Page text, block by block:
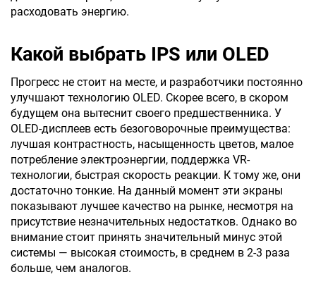
расходовать энергию.
Какой выбрать IPS или OLED
Прогресс не стоит на месте, и разработчики постоянно
улучшают технологию OLED. Скорее всего, в скором
будущем она вытеснит своего предшественника. У
OLED-дисплеев есть безоговорочные преимущества:
лучшая контрастность, насыщенность цветов, малое
потребление электроэнергии, поддержка VR-
технологии, быстрая скорость реакции. К тому же, они
достаточно тонкие. На данный момент эти экраны
показывают лучшее качество на рынке, несмотря на
присутствие незначительных недостатков. Однако во
внимание стоит принять значительный минус этой
системы — высокая стоимость, в среднем в 2-3 раза
больше, чем аналогов.